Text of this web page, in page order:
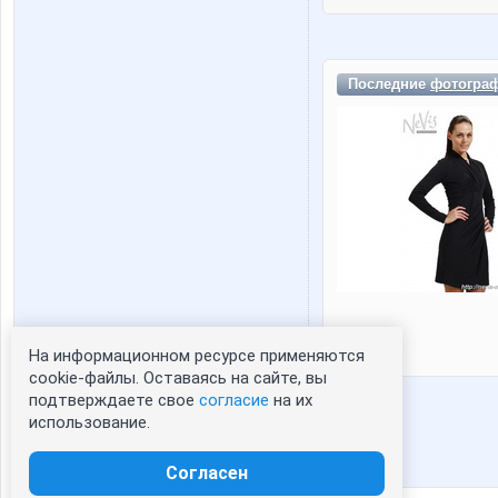
Статистика портрета:
сейчас просматривают портрет - 0
зарегистрированные пользователи
Последние
На информационном ресурсе применяются
cookie-файлы. Оставаясь на сайте, вы
подтверждаете свое согласие на их
использование.
Согласен